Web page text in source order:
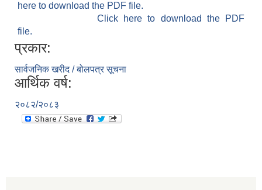
here to download the PDF file.
Click here to download the PDF
file.
प्रकार:
सार्वजनिक खरीद / बोलपत्र सूचना
आर्थिक वर्ष:
२०८२/२०८३